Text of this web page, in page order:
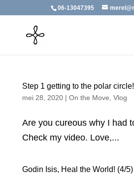
06-13047395
Step 1 getting to the polar circle!
mei 28, 2020| On the Move Vlog
Are you cureous why I had
Check my video. Love,...
Godin Isis, Heal the World! (4/5)